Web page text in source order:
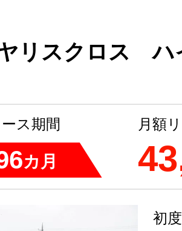
ヤリスクロス ハ
ース期間
カ月
月額
初